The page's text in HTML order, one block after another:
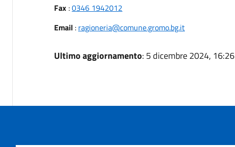
Fax:0346 1942012
Email: ragioneria@comune.gromo.bg.it
Ultimo aggiornamento: 5 dicembre 2024, 16:26